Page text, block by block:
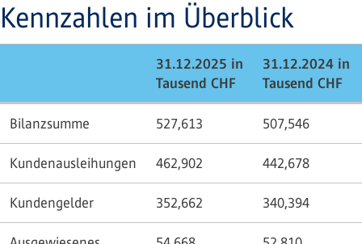
Kennzahlen im Überblick
31.12.2025 in
Tausend CHF
31.12.2024 in
Tausend CHF
Bilanzsumme 527,613 507,546
Kundenausleihungen 462,902 442,678
Kundengelder 352,662 340,394